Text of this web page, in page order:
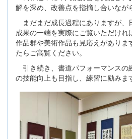
解を深め、改善点を指摘し合いなが
まだまだ成長過程にありますが、
成果の一端を実際にご覧いただけれ
作品群や美術作品も見応えがありま
たらご高覧ください。
引き続き、書道パフォーマンスの
の技能向上も目指し、練習に励みま